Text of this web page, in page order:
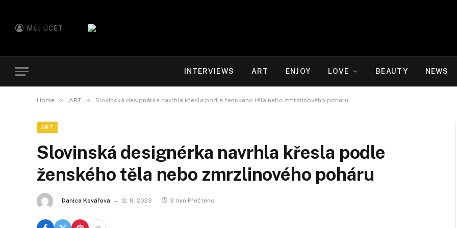
MŮJ ÚČET
INTERVIEWS ART ENJOY LOVE BEAUTY NEWS
Home » ART » Slovinská designérka navrhla křesla podle ženského těla nebo zmrzlinového poháru
ART
Slovinská designérka navrhla křesla podle
ženského těla nebo zmrzlinového poháru
Danica Kovářová 12. 8. 2023 3 min Přečteno